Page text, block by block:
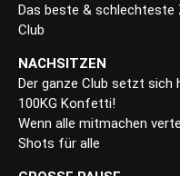
Das beste & schlechteste
Club
NACHSITZEN
Der ganze Club setzt sich
100KG Konfetti!
Wenn alle mitmachen
Shots für alle